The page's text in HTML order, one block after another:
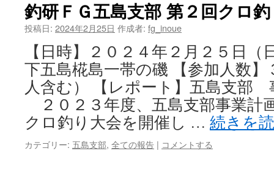
釣研ＦＧ五島支部 第２回クロ
投稿日: 2024年2月25日 作成者: fg_inoue
【日時】２０２４年２月２５日（
下五島椛島一帯の磯 【参加人数
人含む） 【レポート】五島支
２０２３年度、五島支部事業計
クロ釣り大会を開催し … 続きを
カテゴリー: 五島支部, 全ての報告 | コメントする